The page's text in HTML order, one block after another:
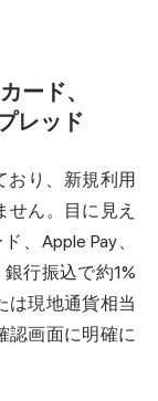
ード、
レッド
おり、新規利用
ん。目に見え
、Apple Pay、
銀行振込で約1%
は現地通貨相当
認画面に明確に